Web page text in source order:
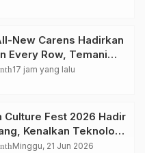
New Carens Hadirkan
Every Row, Temani
Keluarga Lebih
17 jam yang lalu
Culture Fest 2026 Hadir
Kenalkan Teknologi
Mode ke Masyarakat
Minggu, 21 Jun 2026